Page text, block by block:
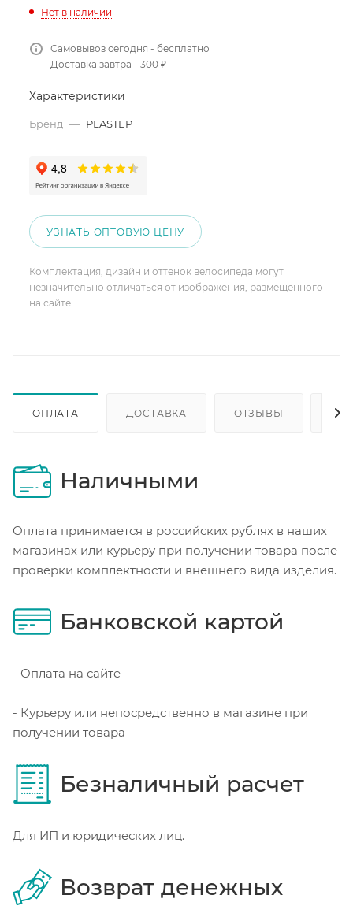
Нет в наличии
Самовывоз сегодня - бесплатно
Доставка завтра - 300 ₽
Характеристики
Бренд — PLASTEP
УЗНАТЬ ОПТОВУЮ ЦЕНУ
Комплектация, дизайн и оттенок велосипеда могут
незначительно отличаться от изображения, размещенного
на сайте
ОПЛАТА ДОСТАВКА ОТЗЫВЫ
Наличными
Оплата принимается в российских рублях в наших
магазинах или курьеру при получении товара после
проверки комплектности и внешнего вида изделия.
Банковской картой
- Оплата на сайте
- Курьеру или непосредственно в магазине при
получении товара
Безналичный расчет
Для ИП и юридических лиц.
Возврат денежных